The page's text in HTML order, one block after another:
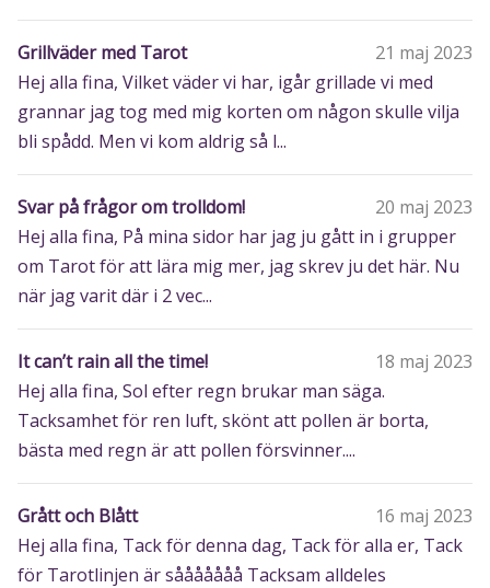
Grillväder med Tarot
21 maj 2023
Hej alla fina, Vilket väder vi har, igår grillade vi med
grannar jag tog med mig korten om någon skulle vilja
bli spådd. Men vi kom aldrig så l...
Svar på frågor om trolldom!
20 maj 2023
Hej alla fina, På mina sidor har jag ju gått in i grupper
om Tarot för att lära mig mer, jag skrev ju det här. Nu
när jag varit där i 2 vec...
It can’t rain all the time!
18 maj 2023
Hej alla fina, Sol efter regn brukar man säga.
Tacksamhet för ren luft, skönt att pollen är borta,
bästa med regn är att pollen försvinner....
Grått och Blått
16 maj 2023
Hej alla fina, Tack för denna dag, Tack för alla er, Tack
för Tarotlinjen är sååååååå Tacksam alldeles